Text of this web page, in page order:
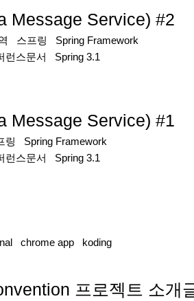
Message Service) #2
스프링
Spring Framework
런스문서
Spring 3.1
Message Service) #1
링
Spring Framework
런스문서
Spring 3.1
chrome app koding
프로젝트 소개